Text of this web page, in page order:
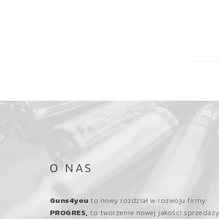
O NAS
Guns4you to nowy rozdział w rozwoju firmy
PROGRES, to tworzenie nowej jakości sprzedaży